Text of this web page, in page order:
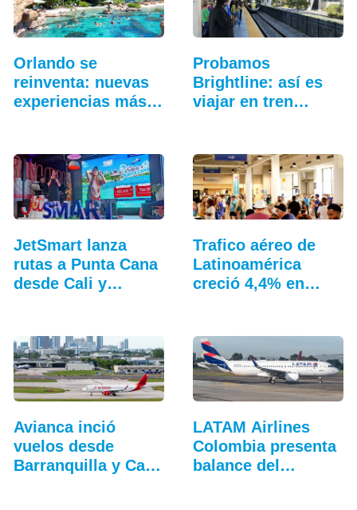
Orlando se
reinventa: nuevas
experiencias más
Probamos
Brightline: así es
viajar en tren
JetSmart lanza
rutas a Punta Cana
desde Cali y
Trafico aéreo de
Latinoamérica
creció 4,4% en
Avianca inció
vuelos desde
Barranquilla y Cali
LATAM Airlines
Colombia presenta
balance del